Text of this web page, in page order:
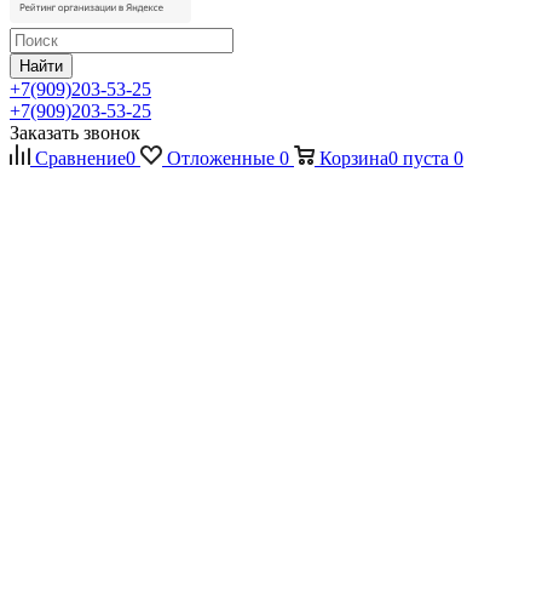
Найти
+7(909)203-53-25
+7(909)203-53-25
Заказать звонок
Сравнение0 Отложенные 0 Корзина0 пуста 0